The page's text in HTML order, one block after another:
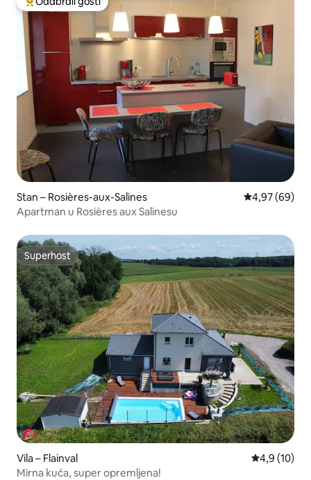
Među najviše rangiranima s oznakom „Odabrali gosti”
Stan – Rosières-aux-Salines Prosječna
4,97 (69)
Apartman u Rosières aux Salinesu
Superhost
Superhost
Vila – Flainval Prosječna
4,9 (10)
Mirna kuća, super opremljena!